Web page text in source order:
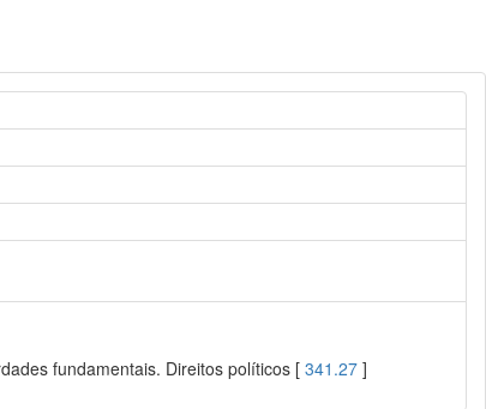
fundamentais. Direitos políticos [341.27 ]